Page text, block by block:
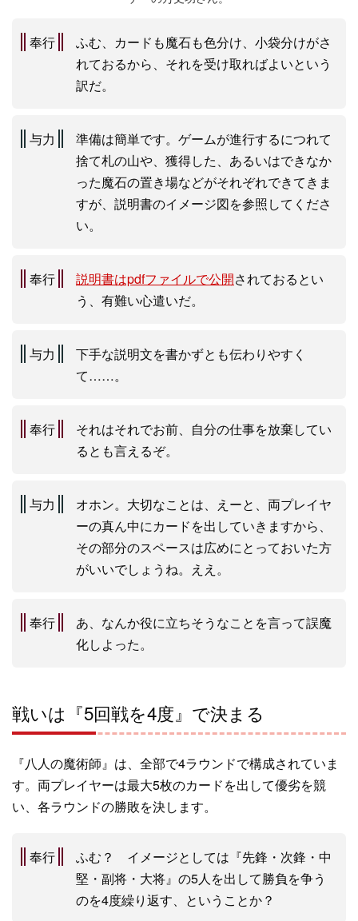
奉行
ふむ、カードも魔石も色分け、小袋分けがさ
れておるから、それを受け取ればよいという
訳だ。
与力
準備は簡単です。ゲームが進行するにつれて
捨て札の山や、獲得した、あるいはできなか
った魔石の置き場などがそれぞれできてきま
すが、説明書のイメージ図を参照してくださ
い。
奉行 説明書はpdfファイルで公開されておるとい
う、有難い心遣いだ。
与力
下手な説明文を書かずとも伝わりやすく
て……。
奉行
それはそれでお前、自分の仕事を放棄してい
るとも言えるぞ。
与力
オホン。大切なことは、えーと、両プレイヤ
ーの真ん中にカードを出していきますから、
その部分のスペースは広めにとっておいた方
がいいでしょうね。ええ。
奉行
あ、なんか役に立ちそうなことを言って誤魔
化しよった。
戦いは『5回戦を4度』で決まる
『八人の魔術師』は、全部で4ラウンドで構成されていま
す。両プレイヤーは最大5枚のカードを出して優劣を競
い、各ラウンドの勝敗を決します。
奉行
ふむ？ イメージとしては『先鋒・次鋒・中
堅・副将・大将』の5人を出して勝負を争う
のを4度繰り返す、ということか？